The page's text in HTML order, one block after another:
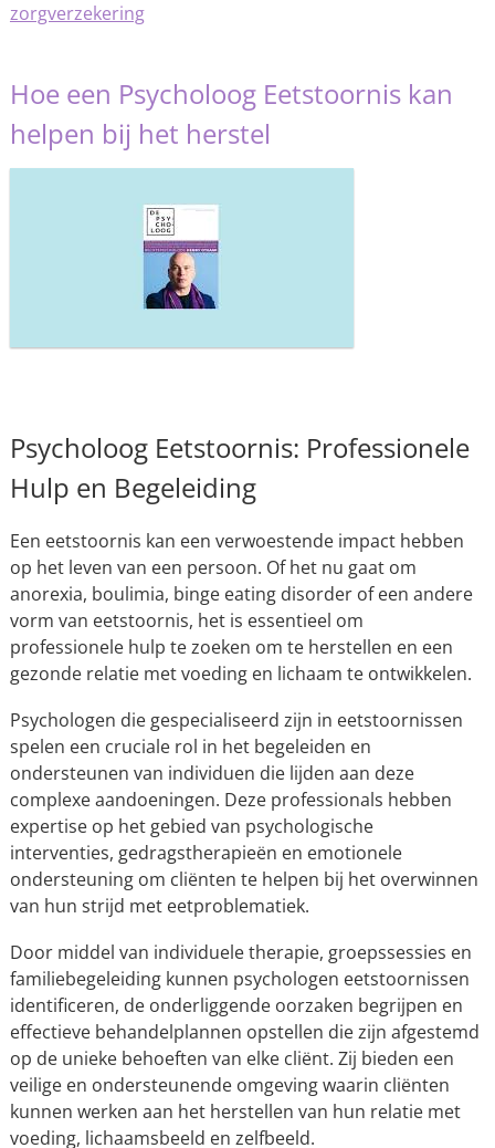
zorgverzekering
Hoe een Psycholoog Eetstoornis kan
helpen bij het herstel
Psycholoog Eetstoornis: Professionele
Hulp en Begeleiding
Een eetstoornis kan een verwoestende impact hebben
op het leven van een persoon. Of het nu gaat om
anorexia, boulimia, binge eating disorder of een andere
vorm van eetstoornis, het is essentieel om
professionele hulp te zoeken om te herstellen en een
gezonde relatie met voeding en lichaam te ontwikkelen.
Psychologen die gespecialiseerd zijn in eetstoornissen
spelen een cruciale rol in het begeleiden en
ondersteunen van individuen die lijden aan deze
complexe aandoeningen. Deze professionals hebben
expertise op het gebied van psychologische
interventies, gedragstherapieën en emotionele
ondersteuning om cliënten te helpen bij het overwinnen
van hun strijd met eetproblematiek.
Door middel van individuele therapie, groepssessies en
familiebegeleiding kunnen psychologen eetstoornissen
identificeren, de onderliggende oorzaken begrijpen en
effectieve behandelplannen opstellen die zijn afgestemd
op de unieke behoeften van elke cliënt. Zij bieden een
veilige en ondersteunende omgeving waarin cliënten
kunnen werken aan het herstellen van hun relatie met
voeding, lichaamsbeeld en zelfbeeld.